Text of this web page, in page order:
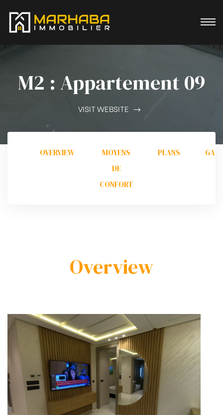
M2 : Appartement 09
VISIT WEBSITE
OVERVIEW
MOYENS
DE
CONFORT
PLANS
Overview